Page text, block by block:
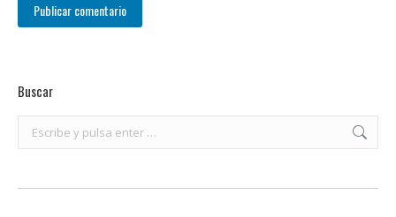
Publicar comentario
Buscar
Buscar: